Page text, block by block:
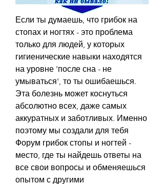
Если ты думаешь, что грибок на
стопах и ногтях - это проблема
только для людей, у которых
гигиенические навыки находятся
на уровне 'после сна - не
умываться', то ты ошибаешься.
Эта болезнь может коснуться
абсолютно всех, даже самых
аккуратных и заботливых. Именно
поэтому мы создали для тебя
Форум грибок стопы и ногтей -
место, где ты найдешь ответы на
все свои вопросы и обменяешься
опытом с другими